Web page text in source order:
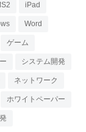
iPad
Word
ゲーム
システム開発
ネットワーク
ホワイトペーパー